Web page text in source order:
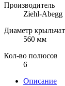
Производитель
Ziehl-Abegg
Диаметр
560 мм
Кол-во полюсов
6
Описание